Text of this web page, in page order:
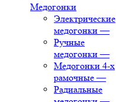
Медогонки
Электрические
медогонки —
Ручные
медогонки —
Медогонки 4-х
рамочные —
Радиальные